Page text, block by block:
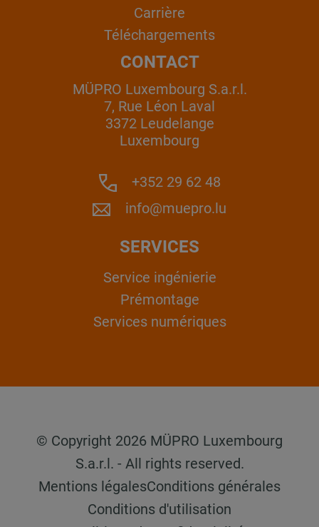
Carrière
Téléchargements
CONTACT
MÜPRO Luxembourg S.a.r.l.
7, Rue Léon Laval
3372 Leudelange
Luxembourg
+352 29 62 48
info@muepro.lu
SERVICES
Service ingénierie
Prémontage
Services numériques
© Copyright 2026 MÜPRO Luxembourg
S.a.r.l. - All rights reserved.
Mentions légalesConditions générales
Conditions d'utilisation